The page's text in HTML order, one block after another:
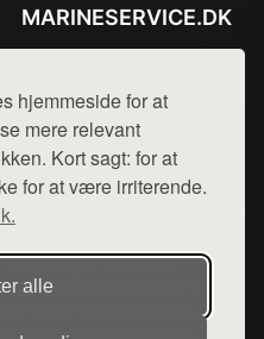
hjemmeside for at
mere relevant
Kort sagt: for at
for at være irriterende.
alle
MARINESERVICE.DK
Mail:hej@want.dk
Cookie- og privatlivspolitik
der udgiver en række
forskellige produkter fra
varer fra denne side - vi